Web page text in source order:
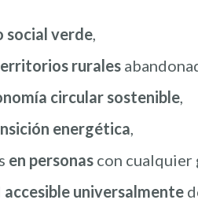
social verde,
rurales
circular sostenible,
energética,
en personas con cualquier
accesible universalmente